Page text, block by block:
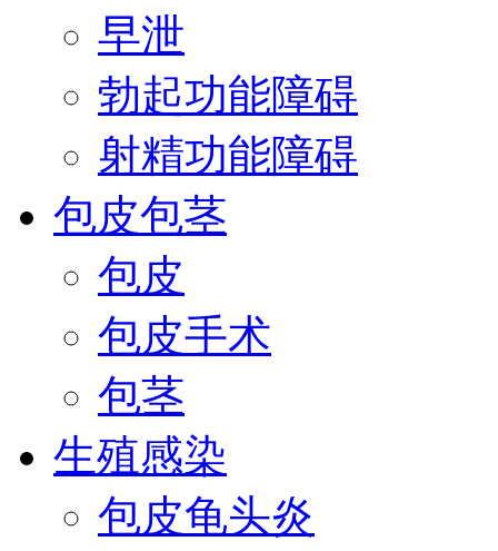
早泄
勃起功能障碍
射精功能障碍
包皮包茎
包皮
包皮手术
包茎
生殖感染
包皮龟头炎